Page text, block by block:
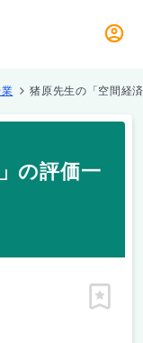
猪原先生の「空間経
の評価一
ピン留